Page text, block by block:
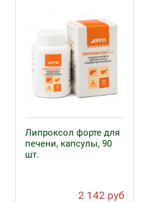
Липроксол форте для
печени, капсулы, 90
шт.
2 142 руб